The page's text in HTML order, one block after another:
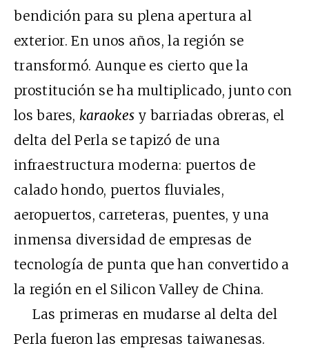
bendición para su plena apertura al
exterior. En unos años, la región se
transformó. Aunque es cierto que la
prostitución se ha multiplicado, junto con
los bares, karaokes y barriadas obreras, el
delta del Perla se tapizó de una
infraestructura moderna: puertos de
calado hondo, puertos fluviales,
aeropuertos, carreteras, puentes, y una
inmensa diversidad de empresas de
tecnología de punta que han convertido a
la región en el Silicon Valley de China.
Las primeras en mudarse al delta del
Perla fueron las empresas taiwanesas.